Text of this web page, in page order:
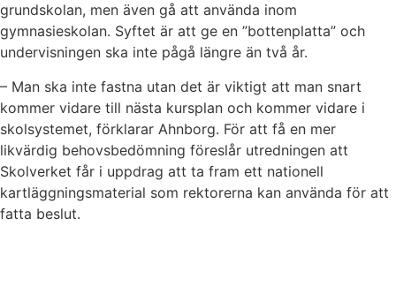
grundskolan, men även gå att använda inom
gymnasieskolan. Syftet är att ge en ”bottenplatta” och
undervisningen ska inte pågå längre än två år.
– Man ska inte fastna utan det är viktigt att man snart
kommer vidare till nästa kursplan och kommer vidare i
skolsystemet, förklarar Ahnborg. För att få en mer
likvärdig behovsbedömning föreslår utredningen att
Skolverket får i uppdrag att ta fram ett nationell
kartläggningsmaterial som rektorerna kan använda för att
fatta beslut.